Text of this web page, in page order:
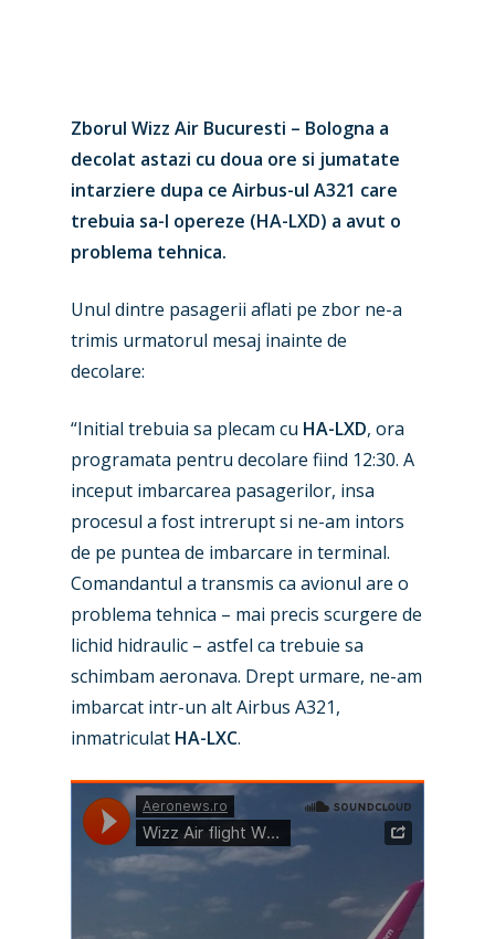
Zborul Wizz Air Bucuresti – Bologna a
decolat astazi cu doua ore si jumatate
intarziere dupa ce Airbus-ul A321 care
trebuia sa-l opereze (HA-LXD) a avut o
problema tehnica.
Unul dintre pasagerii aflati pe zbor ne-a
trimis urmatorul mesaj inainte de
decolare:
“Initial trebuia sa plecam cu HA-LXD, ora
programata pentru decolare fiind 12:30. A
inceput imbarcarea pasagerilor, insa
procesul a fost intrerupt si ne-am intors
de pe puntea de imbarcare in terminal.
Comandantul a transmis ca avionul are o
problema tehnica – mai precis scurgere de
lichid hidraulic – astfel ca trebuie sa
schimbam aeronava. Drept urmare, ne-am
imbarcat intr-un alt Airbus A321,
inmatriculat HA-LXC.